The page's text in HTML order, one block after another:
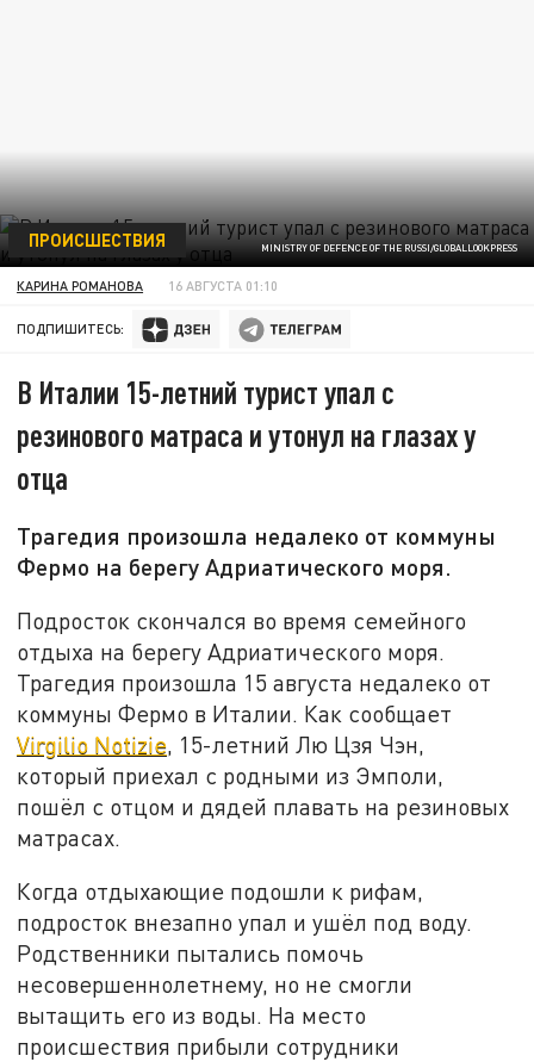
MINISTRY OF DEFENCE OF THE RUSSI/GLOBALLOOKPRESS
ПРОИСШЕСТВИЯ
КАРИНА РОМАНОВА 16 АВГУСТА 01:10
ПОДПИШИТЕСЬ:
В Италии 15-летний турист упал с
резинового матраса и утонул на глазах у
отца
Трагедия произошла недалеко от коммуны
Фермо на берегу Адриатического моря.
Подросток скончался во время семейного
отдыха на берегу Адриатического моря.
Трагедия произошла 15 августа недалеко от
коммуны Фермо в Италии. Как сообщает
Virgilio Notizie, 15-летний Лю Цзя Чэн,
который приехал с родными из Эмполи,
пошёл с отцом и дядей плавать на резиновых
матрасах.
Когда отдыхающие подошли к рифам,
подросток внезапно упал и ушёл под воду.
Родственники пытались помочь
несовершеннолетнему, но не смогли
вытащить его из воды. На место
происшествия прибыли сотрудники